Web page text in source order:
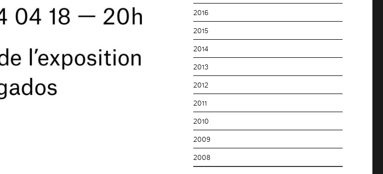
2016
2015
2014
2013
2012
2011
2010
2009
2008